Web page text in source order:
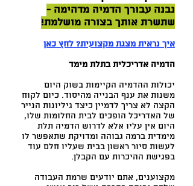
נבנה עבורך הדמיה מדהימה -
שתשרת אותך בצורה מושלמת!
איך נראית מצגת מקצועית? לחץ כאן
הדמיה אדריכלית בתלת מימד
יכולות ההדמיה הקיימות בשוק היום
משנות את ענף הבנייה מהיסוד. כיום לקוח
הקצה לא צריך לדמיין כיצד גיליונות הנייר
של האדריכל הופכים לבית החלומות שלו,
היום אין עליו אלא לדרוש הדמיה תלת
מימדית ברמה גבוהה ומדויקת שתאפשר לו
לעשות סיור ראשון בבית שעליו חלם עוד
בפגישת ההיכרות עם הקבלן.
מקצוענים, אתם יודעים שרמת העבודה